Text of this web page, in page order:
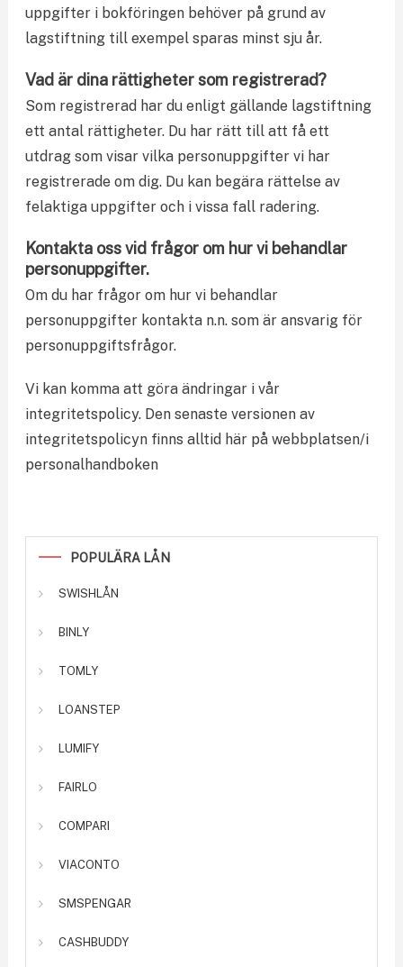
uppgifter i bokföringen behöver på grund av
lagstiftning till exempel sparas minst sju år.
Vad är dina rättigheter som registrerad?
Som registrerad har du enligt gällande lagstiftning
ett antal rättigheter. Du har rätt till att få ett
utdrag som visar vilka personuppgifter vi har
registrerade om dig. Du kan begära rättelse av
felaktiga uppgifter och i vissa fall radering.
Kontakta oss vid frågor om hur vi behandlar
personuppgifter.
Om du har frågor om hur vi behandlar
personuppgifter kontakta n.n. som är ansvarig för
personuppgiftsfrågor.
Vi kan komma att göra ändringar i vår
integritetspolicy. Den senaste versionen av
integritetspolicyn finns alltid här på webbplatsen/i
personalhandboken
POPULÄRA LÅN
SWISHLÅN
BINLY
TOMLY
LOANSTEP
LUMIFY
FAIRLO
COMPARI
VIACONTO
SMSPENGAR
CASHBUDDY